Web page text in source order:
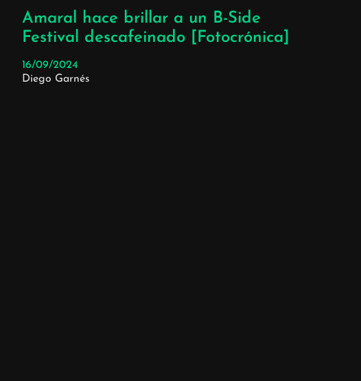
Amaral hace brillar a un B-Side
Festival descafeinado [Fotocrónica]
16/09/2024
Diego Garnés